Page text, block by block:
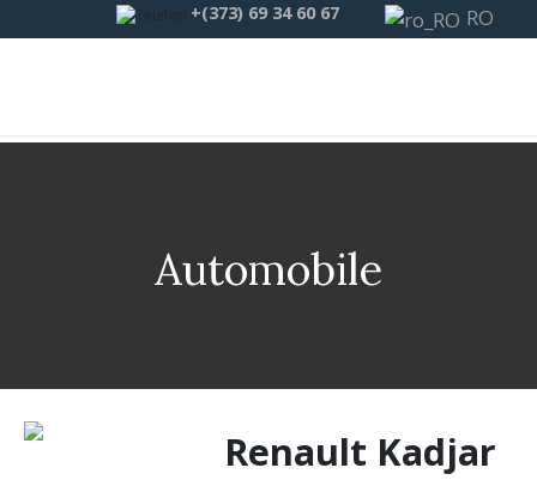
+(373) 69 34 60 67 RO
Automobile
Renault Kadjar